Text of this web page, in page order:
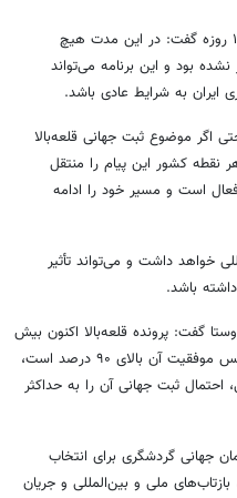
وی با اشاره به شرایط کشور پس از جنگ ۱۲ روزه گفت: در این مدت هیچ
بود و این برنامه می‌تواند
ایران به شرایط عادی باشد.
اگر موضوع ثبت جهانی قلعه‌بالا
نقطه کشور این پیام را منتقل
است و مسیر خود را ادامه
خواهد داشت و می‌تواند تأثیر
باشد.
گفت: پرونده قلعه‌بالا اکنون بیش
از ۹۵ درصد تکمیل شده و ما معتقدیم شانس موفقیت آن بالای ۹۰ درصد است،
احتمال ثبت جهانی آن را به حداکثر
جهانی گردشگری برای انتخاب
ملی و بین‌المللی و جریان